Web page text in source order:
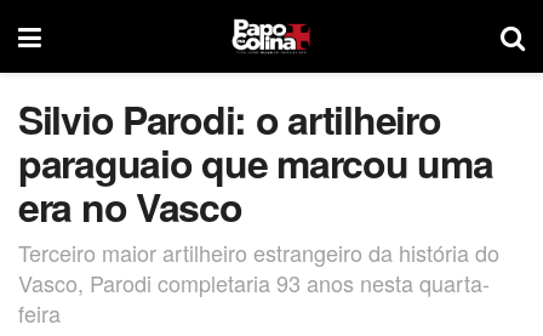
Silvio Parodi: o artilheiro
paraguaio que marcou uma
era no Vasco
Terceiro maior artilheiro estrangeiro da história do
Vasco, Parodi completaria 93 anos nesta quarta-
feira